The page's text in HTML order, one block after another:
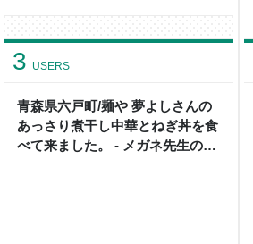
青森県六戸町/麺や 夢よしさんの
あっさり煮干し中華とねぎ丼を食
べて来ました。 - メガネ先生の日
3 USERS